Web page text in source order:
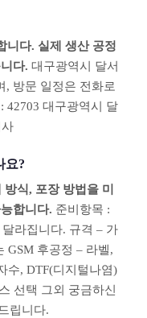
니다. 실제 생산 공정
다. 대구광역시 달서
, 방문 일정은 전화로
42703 대구광역시 달
요?
식, 포장 방법을 미
합니다. 준비항목 :
라집니다. 규격 – 가
GSM 후공정 – 라벨,
수, DTF(디지털나염)
선택 그외 궁금하신
립니다.